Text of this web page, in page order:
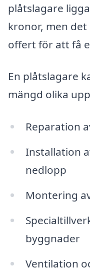
plåtslagare
kronor, men
offert för att få
En plåtslagare
mängd olika
Reparation
Installation
nedlopp
Montering
byggnader
Ventilation